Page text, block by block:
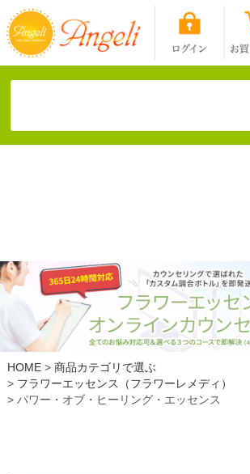
HOME
商品カテゴリで選ぶ
フラワーエッセンス（フラワーレメディ）
パワー・オブ・ヒーリング・エッセンス